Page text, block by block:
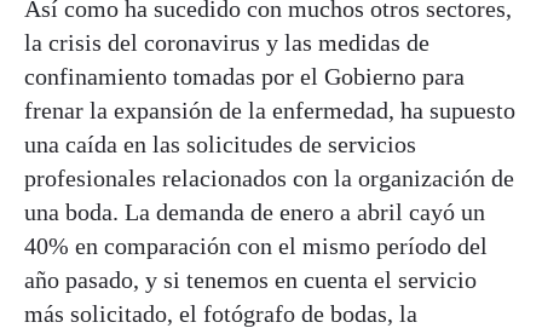
Así como ha sucedido con muchos otros sectores,
la crisis del coronavirus y las medidas de
confinamiento tomadas por el Gobierno para
frenar la expansión de la enfermedad, ha supuesto
una caída en las solicitudes de servicios
profesionales relacionados con la organización de
una boda. La demanda de enero a abril cayó un
40% en comparación con el mismo período del
año pasado, y si tenemos en cuenta el servicio
más solicitado, el fotógrafo de bodas, la